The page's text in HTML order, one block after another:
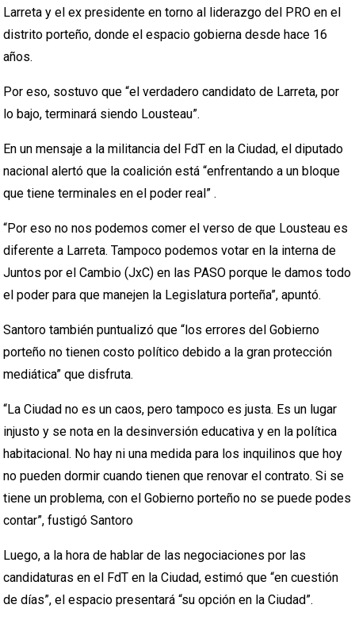
Larreta y el ex presidente en torno al liderazgo del PRO en el
distrito porteño, donde el espacio gobierna desde hace 16
años.
Por eso, sostuvo que “el verdadero candidato de Larreta, por
lo bajo, terminará siendo Lousteau”.
En un mensaje a la militancia del FdT en la Ciudad, el diputado
nacional alertó que la coalición está “enfrentando a un bloque
que tiene terminales en el poder real” .
“Por eso no nos podemos comer el verso de que Lousteau es
diferente a Larreta. Tampoco podemos votar en la interna de
Juntos por el Cambio (JxC) en las PASO porque le damos todo
el poder para que manejen la Legislatura porteña”, apuntó.
Santoro también puntualizó que “los errores del Gobierno
porteño no tienen costo político debido a la gran protección
mediática” que disfruta.
“La Ciudad no es un caos, pero tampoco es justa. Es un lugar
injusto y se nota en la desinversión educativa y en la política
habitacional. No hay ni una medida para los inquilinos que hoy
no pueden dormir cuando tienen que renovar el contrato. Si se
tiene un problema, con el Gobierno porteño no se puede podes
contar”, fustigó Santoro
Luego, a la hora de hablar de las negociaciones por las
candidaturas en el FdT en la Ciudad, estimó que “en cuestión
de días”, el espacio presentará “su opción en la Ciudad”.